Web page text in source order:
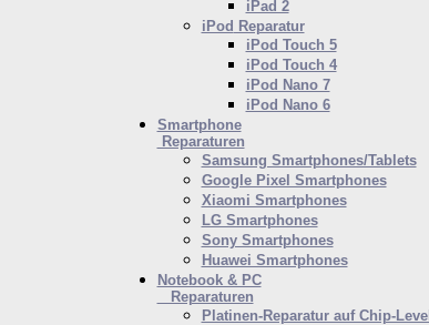
iPad 2
iPod Reparatur
iPod Touch 5
iPod Touch 4
iPod Nano 7
iPod Nano 6
Smartphone
Reparaturen
Samsung Smartphones/Tablets
Google Pixel Smartphones
Xiaomi Smartphones
LG Smartphones
Sony Smartphones
Huawei Smartphones
Notebook & PC
Reparaturen
Platinen-Reparatur auf Chip-Level